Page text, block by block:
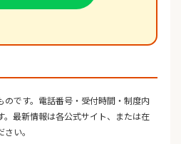
です。電話番号・受付時間・制度内
最新情報は各公式サイト、または在
い。